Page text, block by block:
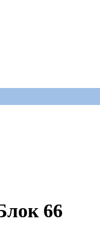
66